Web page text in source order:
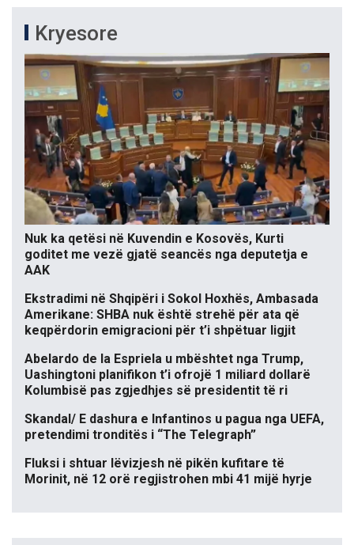
Kryesore
Nuk ka qetësi në Kuvendin e Kosovës, Kurti
goditet me vezë gjatë seancës nga deputetja e
AAK
Ekstradimi në Shqipëri i Sokol Hoxhës, Ambasada
Amerikane: SHBA nuk është strehë për ata që
keqpërdorin emigracioni për t’i shpëtuar ligjit
Abelardo de la Espriela u mbështet nga Trump,
Uashingtoni planifikon t’i ofrojë 1 miliard dollarë
Kolumbisë pas zgjedhjes së presidentit të ri
Skandal/ E dashura e Infantinos u pagua nga UEFA,
pretendimi tronditës i “The Telegraph”
Fluksi i shtuar lëvizjesh në pikën kufitare të
Morinit, në 12 orë regjistrohen mbi 41 mijë hyrje